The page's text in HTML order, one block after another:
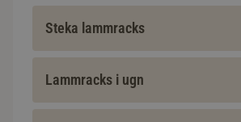
Steka lammracks
Lammracks i ugn